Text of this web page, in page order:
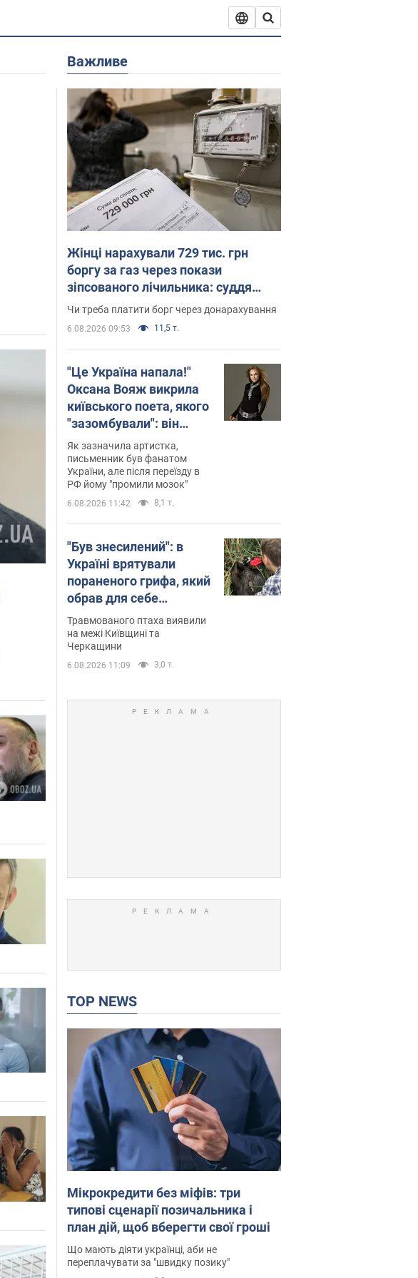
Важливе
Жінці нарахували 729 тис. грн
боргу за газ через покази
зіпсованого лічильника: суддя
ухвалив неочікуване рішення
Чи треба платити борг через донарахування
6.08.2026 09:53 11,5 т.
"Це Україна напала!"
Оксана Вояж викрила
київського поета, якого
"зазомбували": він
навіть російської не
знав, а тепер хоче
геноциду українців
Як зазначила артистка,
письменник був фанатом
України, але після переїзду в
РФ йому "промили мозок"
6.08.2026 11:42 8,1 т.
"Був знесилений": в
Україні врятували
пораненого грифа, який
обрав для себе
нетиповий маршрут.
Фото
Травмованого птаха виявили
на межі Київщині та
Черкащини
6.08.2026 11:09 3,0 т.
TOP NEWS
Мікрокредити без міфів: три
типові сценарії позичальника і
план дій, щоб вберегти свої гроші
Що мають діяти українці, аби не
переплачувати за "швидку позику"